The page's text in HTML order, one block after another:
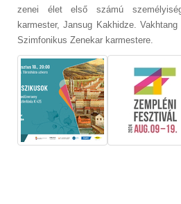
zenei élet első számú
karmester, Jansug Kakhidze.
Szimfonikus Zenekar karmestere.